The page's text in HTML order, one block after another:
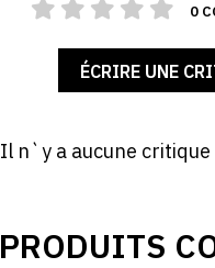
0
ÉCRIRE UNE
Il n`y a aucune
PRODUITS